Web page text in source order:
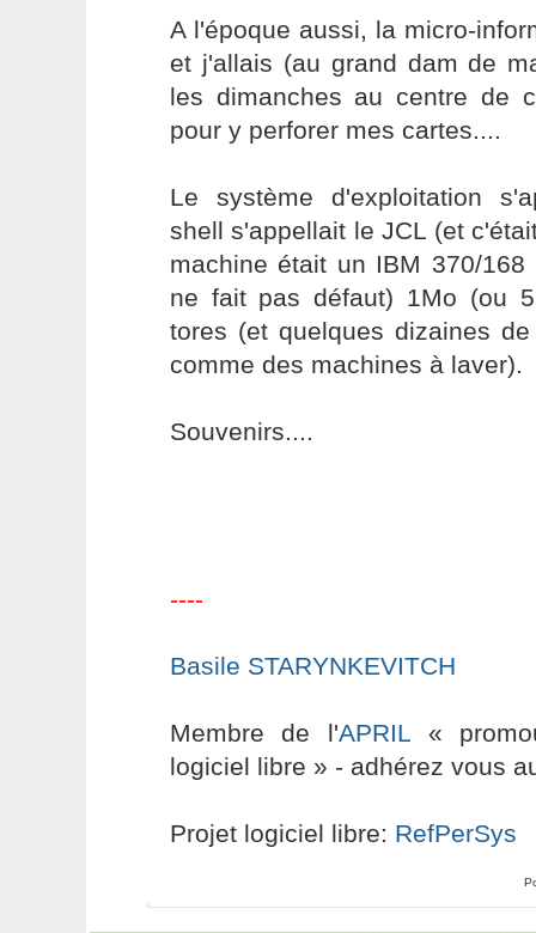
A l'époque aussi, la micro-
et j'allais (au grand dam de
les dimanches au centre de
pour y perforer mes cartes....
Le système d'exploitation
shell s'appellait le JCL (et
machine était un IBM 370/
ne fait pas défaut) 1Mo (ou
tores (et quelques dizaines
comme des machines à laver).
Souvenirs....
----
Basile STARYNKEVITCH
Membre de l'APRIL «
logiciel libre » - adhérez vous
Projet logiciel libre: RefPerSys